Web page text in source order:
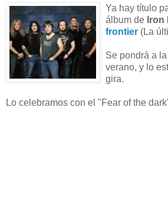
Ya hay título
álbum de Iron
frontier (La
Se pondrá a
verano, y lo
gira.
Lo celebramos con el "Fear of the